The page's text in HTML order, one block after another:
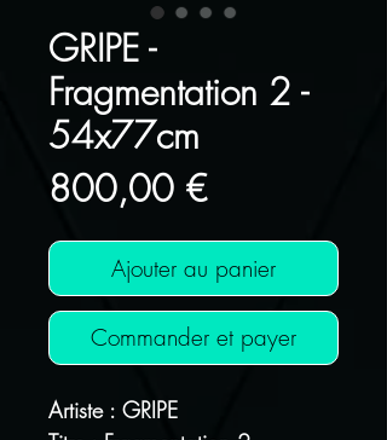
GRIPE -
Fragmentation 2 -
54x77cm
800,00 €Prix
Ajouter au panier
Commander et payer
Artiste : GRIPE